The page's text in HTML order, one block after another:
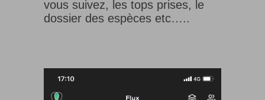
vous suivez, les tops prises, le
dossier des espèces etc…..